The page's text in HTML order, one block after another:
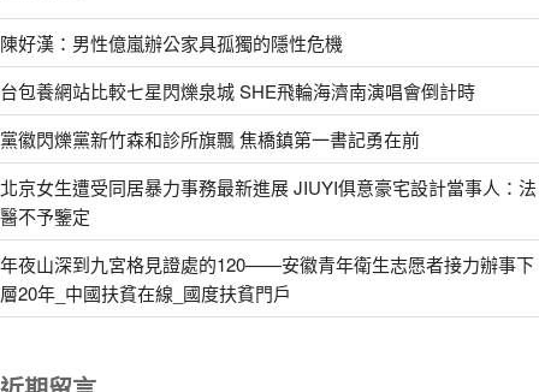
陳好漢：男性億嵐辦公家具孤獨的隱性危機
台包養網站比較七星閃爍泉城 SHE飛輪海濟南演唱會倒計時
黨徽閃爍黨新竹森和診所旗飄 焦橋鎮第一書記勇在前
北京女生遭受同居暴力事務最新進展 JIUYI俱意豪宅設計當事人：法
醫不予鑒定
年夜山深到九宮格見證處的120——安徽青年衛生志愿者接力辦事下
層20年_中國扶貧在線_國度扶貧門戶